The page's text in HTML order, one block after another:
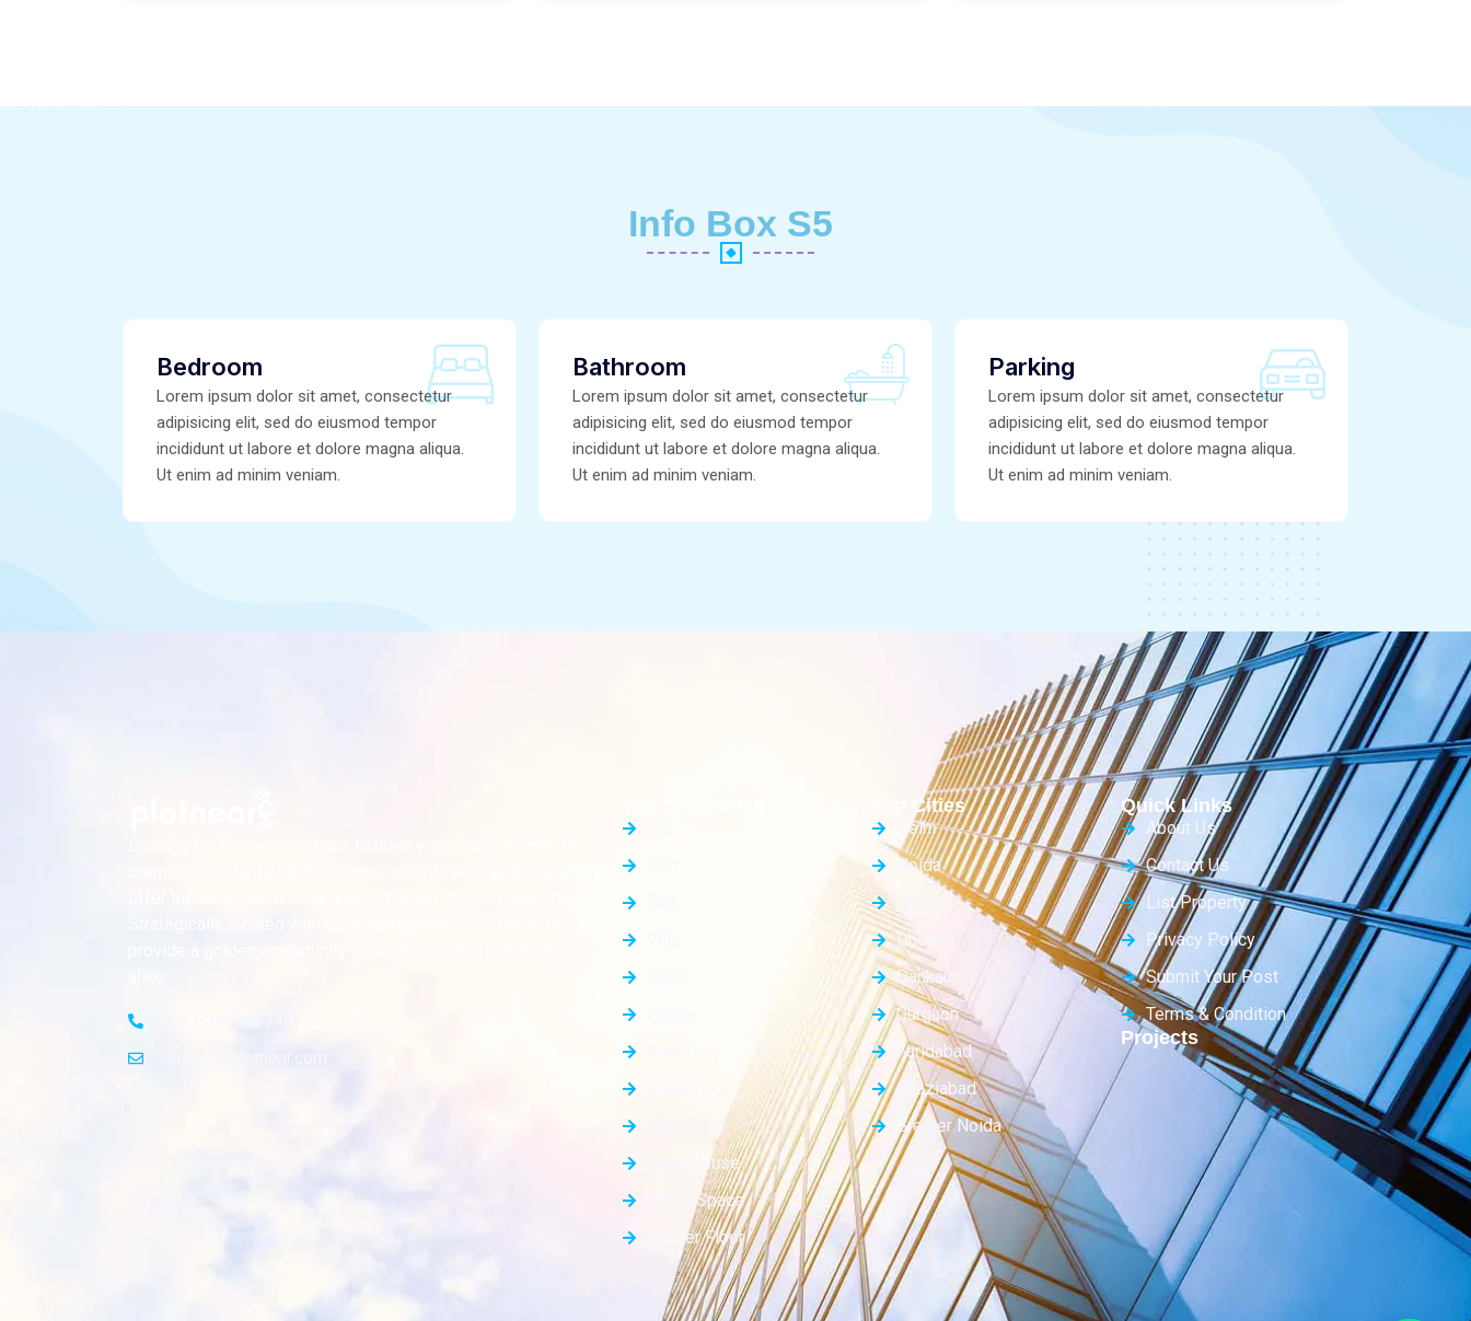
Info Box S5
Bedroom
Lorem ipsum dolor sit amet, consectetur
adipisicing elit, sed do eiusmod tempor
incididunt ut labore et dolore magna aliqua.
Ut enim ad minim veniam.
Bathroom
Lorem ipsum dolor sit amet, consectetur
adipisicing elit, sed do eiusmod tempor
incididunt ut labore et dolore magna aliqua.
Ut enim ad minim veniam.
Parking
Lorem ipsum dolor sit amet, consectetur
adipisicing elit, sed do eiusmod tempor
incididunt ut labore et dolore magna aliqua.
Ut enim ad minim veniam.
Apartment
Farm House
Office Space
Builder Floor
Top Cities
Delhi
Noida
Dholera
Dankaur
Gurgaon
Faridabad
Ghaziabad
Greater Noida
Quick Links
About Us
Contact Us
List Property
Privacy Policy
Submit Your Post
Terms & Condition
Projects